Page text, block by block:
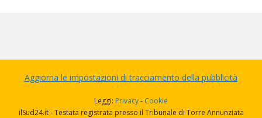
Aggiorna le impostazioni di tracciamento della pubblicità
Leggi: Privacy- Cookie
ilSud24.it - Testata registrata presso il Tribunale di Torre Annunziata